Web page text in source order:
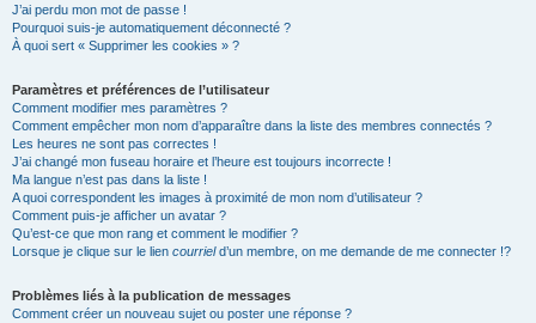
J’ai perdu mon mot de passe !
Pourquoi suis-je automatiquement déconnecté ?
À quoi sert « Supprimer les cookies » ?
Paramètres et préférences de l’utilisateur
Comment modifier mes paramètres ?
Comment empêcher mon nom d’apparaître dans la liste des membres connectés ?
Les heures ne sont pas correctes !
J’ai changé mon fuseau horaire et l’heure est toujours incorrecte !
Ma langue n’est pas dans la liste !
A quoi correspondent les images à proximité de mon nom d’utilisateur ?
Comment puis-je afficher un avatar ?
Qu’est-ce que mon rang et comment le modifier ?
Lorsque je clique sur le lien courrield’un membre, on me demande de me connecter !?
Problèmes liés à la publication de messages
Comment créer un nouveau sujet ou poster une réponse ?